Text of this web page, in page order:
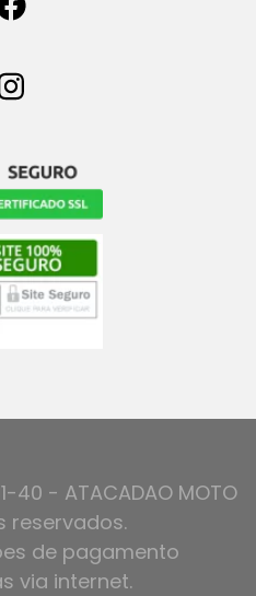
40 - ATACADAO MOTO
reservados.
de pagamento
via internet.